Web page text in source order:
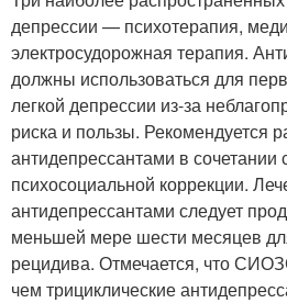
депрессии — психотерапия,
электросудорожная терапия.
должны использоваться для
легкой депрессии из-за
риска и пользы. Рекомендуется
антидепрессантами в сочетании
психосоциальной коррекции.
антидепрессантами следует
меньшей мере шести месяцев
рецидива. Отмечается, что
чем трициклические